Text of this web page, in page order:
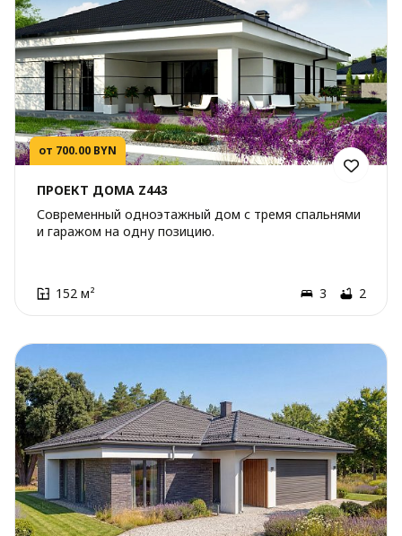
от 700.00 BYN
ПРОЕКТ ДОМА Z443
Современный одноэтажный дом с тремя спальнями
и гаражом на одну позицию.
152 м² 3 2